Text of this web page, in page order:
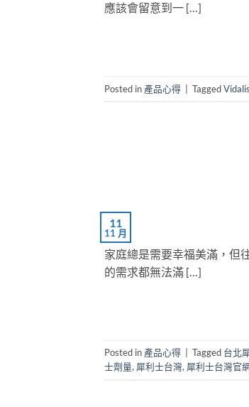
應該會留意到一 […]
Posted in 產品心得 Tagged
11
11 月
家庭總是需要幸福美滿，但
的需求都無法滿 […]
Posted in 產品心得 Tagged 台北
士劑量, 犀利士台灣, 犀利士台灣官